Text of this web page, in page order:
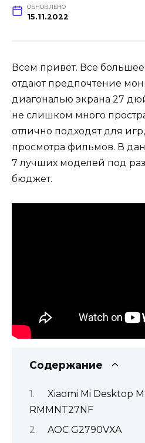
ОБНОВЛЕНО
15.11.2022
Всем привет. Все
отдают предпочтение
диагональю экрана 27
не слишком много
отлично подходят для
просмотра фильмов. В
7 лучших моделей под
бюджет.
Содержание
Xiaomi Mi Desktop
RMMNT27NF
AOC G2790VXA